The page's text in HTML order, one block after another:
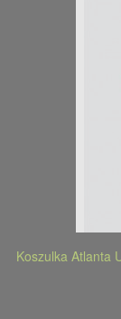
Koszulka Atlanta